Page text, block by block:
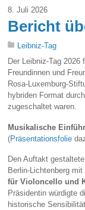
8. Juli 2026
Bericht
Leibniz-Tag
Der Leibniz‑Tag
Freundinnen und
hybriden Format
zugeschaltet waren.
Musikalische
(Präsentationsfolie
Den Auftakt
Berlin‑Lichtenberg
für Violoncello und
Präsidentin würdigte
historische